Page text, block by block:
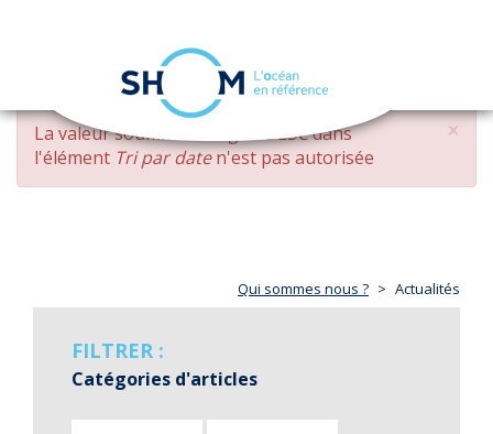
Aller
contenu
principal
navigation
×
MESSAGE
D'ERREUR
La valeur soumise changed DESCdans
l'élément Tri par daten'est pas autorisée
Qui sommes nous ? Actualités
FILTRER :
Catégories d'articles